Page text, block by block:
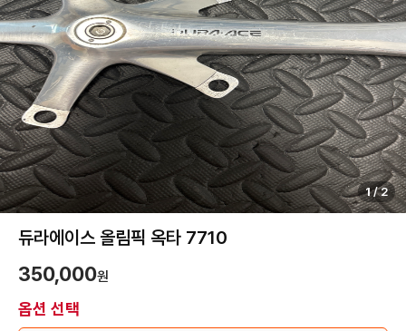
1/2
듀라에이스 올림픽 옥타 7710
350,000원
옵션 선택